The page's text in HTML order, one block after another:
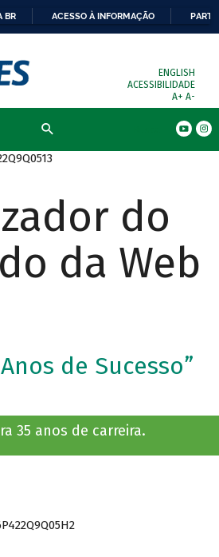
BR ACESSO À INFORMAÇÃO
ENGLISH
ACESSIBILIDADE
A+ A-
do
da Web
de Sucesso”
35 anos de carreira.